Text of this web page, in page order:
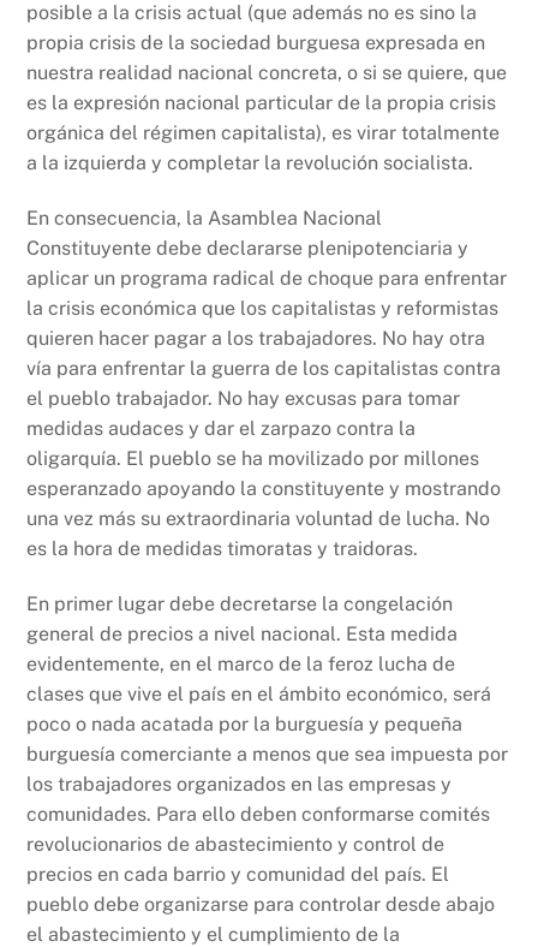
posible a la crisis actual (que además no es sino la
propia crisis de la sociedad burguesa expresada en
nuestra realidad nacional concreta, o si se quiere, que
es la expresión nacional particular de la propia crisis
orgánica del régimen capitalista), es virar totalmente
a la izquierda y completar la revolución socialista.
En consecuencia, la Asamblea Nacional
Constituyente debe declararse plenipotenciaria y
aplicar un programa radical de choque para enfrentar
la crisis económica que los capitalistas y reformistas
quieren hacer pagar a los trabajadores. No hay otra
vía para enfrentar la guerra de los capitalistas contra
el pueblo trabajador. No hay excusas para tomar
medidas audaces y dar el zarpazo contra la
oligarquía. El pueblo se ha movilizado por millones
esperanzado apoyando la constituyente y mostrando
una vez más su extraordinaria voluntad de lucha. No
es la hora de medidas timoratas y traidoras.
En primer lugar debe decretarse la congelación
general de precios a nivel nacional. Esta medida
evidentemente, en el marco de la feroz lucha de
clases que vive el país en el ámbito económico, será
poco o nada acatada por la burguesía y pequeña
burguesía comerciante a menos que sea impuesta por
los trabajadores organizados en las empresas y
comunidades. Para ello deben conformarse comités
revolucionarios de abastecimiento y control de
precios en cada barrio y comunidad del país. El
pueblo debe organizarse para controlar desde abajo
el abastecimiento y el cumplimiento de la